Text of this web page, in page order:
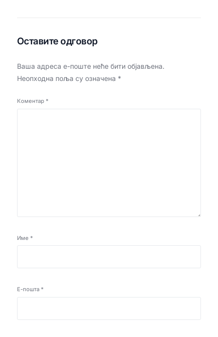
Оставите одговор
Ваша адреса е-поште неће бити објављена.
Неопходна поља су означена *
Коментар *
Име *
Е-пошта *